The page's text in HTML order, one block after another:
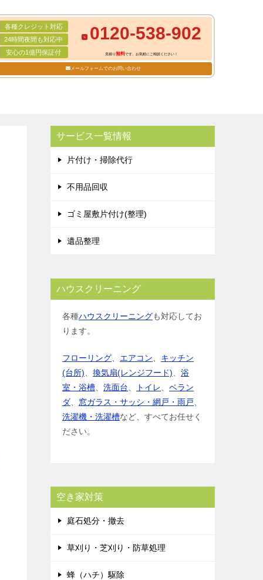
各種クレジット対応
24時間夜間も対応中
安心の1億円保証付
0120-538-902
見積り無料です。お気軽にご相談ください！
メールフォームでのお問い合わせ
サービス一覧情報
片付け・掃除代行
不用品回収
ゴミ屋敷片付け(整理)
遺品整理
ハウスクリーニング
各種ハウスクリーニングも対応してお
ります。
フローリング エアコン
キッチン
(台所)
換気扇(レンジフード)
浴
室・浴槽
洗面台 トイレ
ベラン
ダ
窓ガラス・サッシ・網戸・雨戸
洗濯機・洗濯槽など、すべてお任せく
ださい。
空き家対策
庭石処分・撤去
草刈り・芝刈り・防草処理
蜂（ハチ）駆除